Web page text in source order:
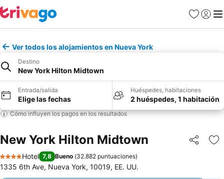
Favoritos
Iniciar
Ver todos los alojamientos en Nueva York
Destino
New York Hilton Midtown
Entrada/salida
Elige las fechas
Huéspedes, habitaciones
2 huéspedes, 1 habitación
Cómo influyen los pagos en los resultados
New York Hilton Midtown Compartir
4 Estrellas
Hotel 7,8 Bueno (32.882 puntuaciones)
1335 6th Ave, Nueva York, 10019, EE. UU.